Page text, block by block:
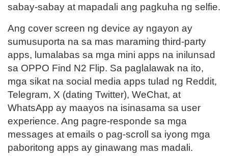
sabay-sabay at mapadali ang pagkuha ng selfie.
Ang cover screen ng device ay ngayon ay
sumusuporta na sa mas maraming third-party
apps, lumalabas sa mga mini apps na inilunsad
sa OPPO Find N2 Flip. Sa paglalawak na ito,
mga sikat na social media apps tulad ng Reddit,
Telegram, X (dating Twitter), WeChat, at
WhatsApp ay maayos na isinasama sa user
experience. Ang pagre-responde sa mga
messages at emails o pag-scroll sa iyong mga
paboritong apps ay ginawang mas madali.